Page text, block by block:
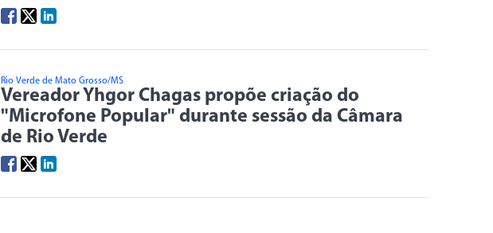
Rio Verde de Mato Grosso/MS
Vereador Yhgor Chagas propõe criação do
"Microfone Popular" durante sessão da Câmara
de Rio Verde